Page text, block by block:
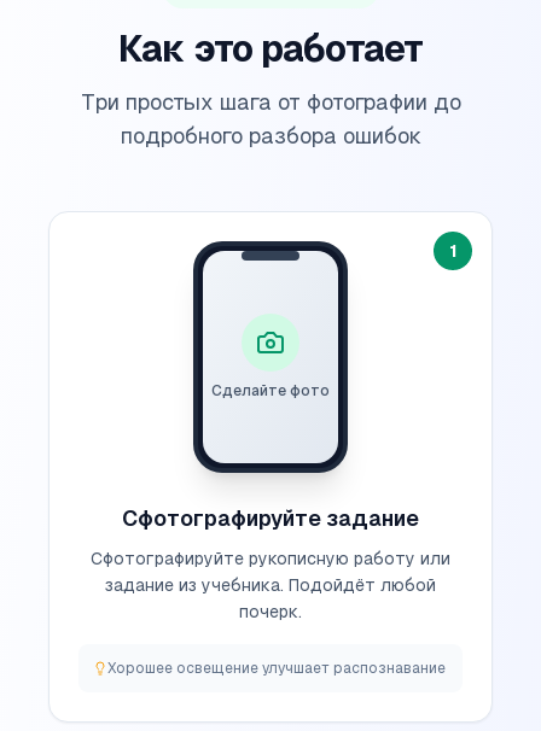
Как это работает
Три простых шага от фотографии до
подробного разбора ошибок
1
Сделайте фото
Сфотографируйте задание
Сфотографируйте рукописную работу или
задание из учебника. Подойдёт любой
почерк.
Хорошее освещение улучшает распознавание